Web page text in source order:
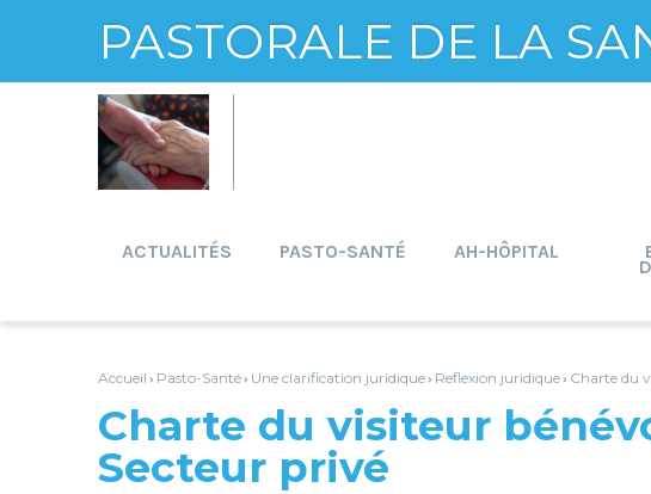
PASTORALE DE LA
au
contenu.
|
Aller
la
navigation
personnels
ACTUALITÉS PASTO-SANTÉ AH-HÔPITAL
Accueil › Pasto-Santé› Une clarification juridique› Reflexion juridique› Charte du
Charte du visiteur
Secteur privé